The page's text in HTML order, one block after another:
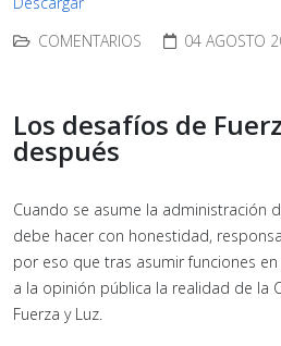
COMENTARIOS
04 AGOSTO
Los desafíos de
después
Cuando se asume la administración
debe hacer con honestidad,
por eso que tras asumir funciones
a la opinión pública la realidad de la
Fuerza y Luz.